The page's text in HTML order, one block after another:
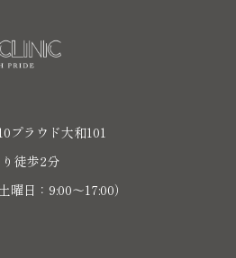
プラウド大和101
徒歩2分
日：9:00～17:00）